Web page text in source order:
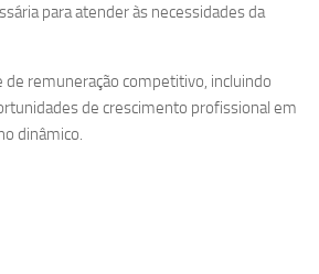
para atender às necessidades da
remuneração competitivo, incluindo
de crescimento profissional em
dinâmico.